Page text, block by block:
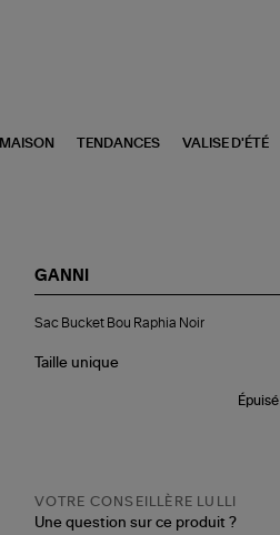
MAISON TENDANCES VALISE D'ÉTÉ
GANNI
Bucket
Raphia
Sac Bucket Bou Raphia Noir
Taille unique
Épuisé
VOTRE CONSEILLÈRE LULLI
Une question sur ce produit ?